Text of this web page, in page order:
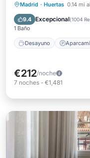
Madrid · Huertas 0.14 mi
9.4 Excepcional(1004
1 Baño
Desayuno
Desayuno
Balcón/Terraza
€212/noche
7 noches - €1,481